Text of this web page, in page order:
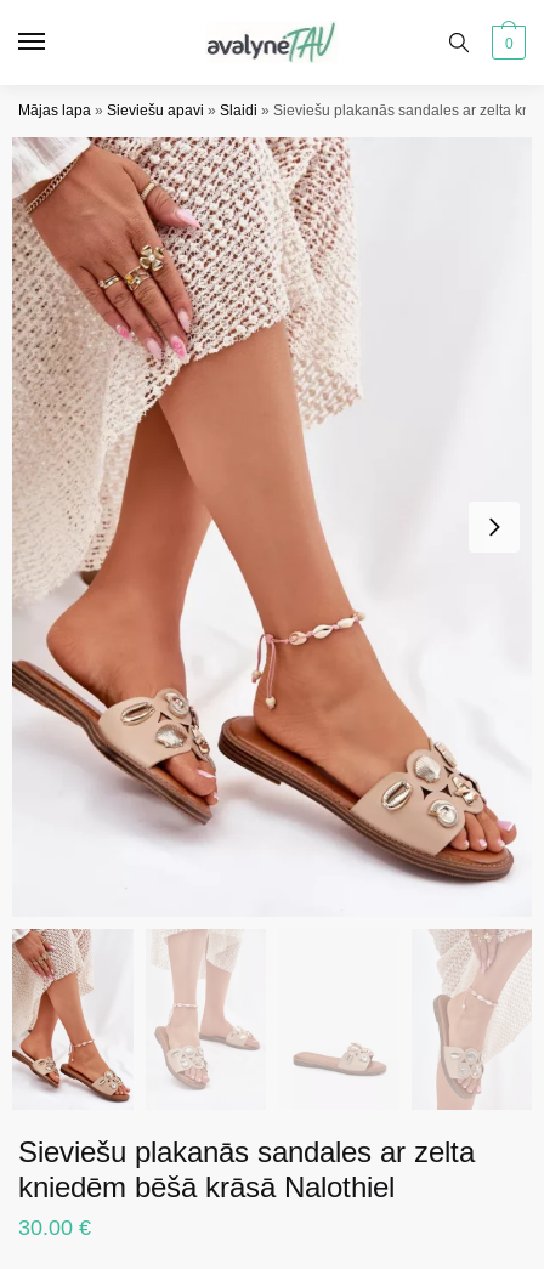
0
Mājas lapa » Sieviešu apavi » Slaidi » Sieviešu plakanās sandales ar zelta
Sieviešu plakanās sandales ar zelta
kniedēm bēšā krāsā Nalothiel
30.00 €